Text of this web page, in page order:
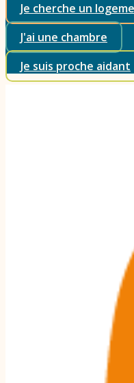
Je cherche un
J'ai une chambre
Je suis proche aidant